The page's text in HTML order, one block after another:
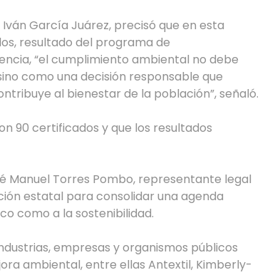
García Juárez, precisó que en esta
resultado del programa de
“el cumplimiento ambiental no debe
como una decisión responsable que
al bienestar de la población”, señaló.
90 certificados y que los resultados
Manuel Torres Pombo, representante legal
estatal para consolidar una agenda
como a la sostenibilidad.
empresas y organismos públicos
ambiental, entre ellas Antextil, Kimberly-